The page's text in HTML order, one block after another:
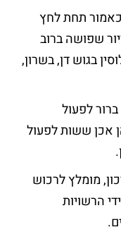
תחת לחץ
שפושה ברוב
בגוש דן, בשרון,
לפעול
אכן ששות לפעול
מומלץ לרכוש
הרשויות